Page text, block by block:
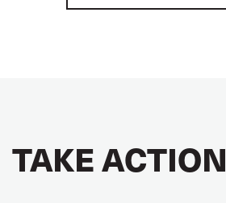
TAKE ACTION